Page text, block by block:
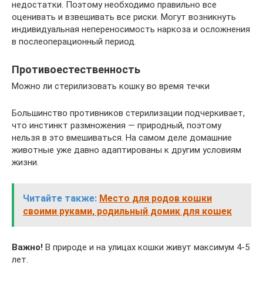
недостатки. Поэтому необходимо правильно все
оценивать и взвешивать все риски. Могут возникнуть
индивидуальная непереносимость наркоза и осложнения
в послеоперационный период.
Противоестественность
Можно ли стерилизовать кошку во время течки
Большинство противников стерилизации подчеркивает,
что инстинкт размножения — природный, поэтому
нельзя в это вмешиваться. На самом деле домашние
животные уже давно адаптированы к другим условиям
жизни.
Читайте также: Место для родов кошки
своими руками, родильный домик для кошек
Важно! В природе и на улицах кошки живут максимум 4-5
лет.